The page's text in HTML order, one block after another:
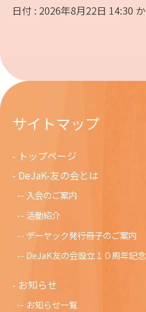
日付 : 2026年8月22日 14:30
サイトマップ
トップページ
DeJaK-友の会とは
入会のご案内
活動紹介
デーヤック発行冊子のご案内
DeJaK友の会設立１０周年記念
お知らせ
お知らせ一覧